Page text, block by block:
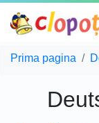
Prima pagina